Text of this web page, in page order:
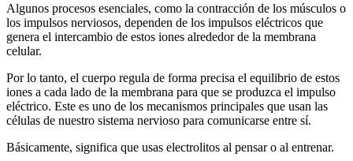
Algunos procesos esenciales, como la contracción de los músculos o
los impulsos nerviosos, dependen de los impulsos eléctricos que
genera el intercambio de estos iones alrededor de la membrana
celular.
Por lo tanto, el cuerpo regula de forma precisa el equilibrio de estos
iones a cada lado de la membrana para que se produzca el impulso
eléctrico. Este es uno de los mecanismos principales que usan las
células de nuestro sistema nervioso para comunicarse entre sí.
Básicamente, significa que usas electrolitos al pensar o al entrenar.